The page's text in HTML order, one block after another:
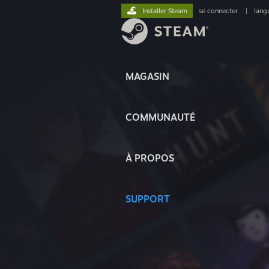
MAGASIN
COMMUNAUTÉ
À PROPOS
SUPPORT
Installer Steam se connecter